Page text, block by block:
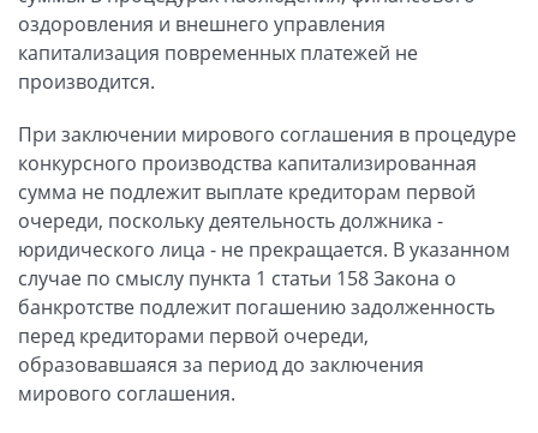
оздоровления и внешнего управления
капитализация повременных платежей не
производится.
При заключении мирового соглашения в процедуре
конкурсного производства капитализированная
сумма не подлежит выплате кредито­рам первой
очереди, поскольку деятельность должника -
юридического лица - не прекращается. В указанном
случае по смыслу пункта 1 статьи 158 Закона о
банкротстве подлежит погашению задолженность
перед кредиторами первой очереди,
образовавшаяся за период до заключения
мирового соглашения.